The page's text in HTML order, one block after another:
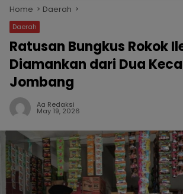
Home Daerah
Daerah
Ratusan Bungkus Rokok
Diamankan dari Dua
Jombang
Aa Redaksi
May 19, 2026